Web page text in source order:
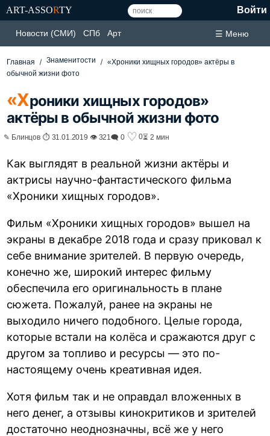
ART-ASSORTY Войти
Новости (СМИ) СПб Арт ☰ Меню
Главная Знаменитости
«Хроники хищных городов» актёры в
обычной жизни фото
«Хроники хищных городов»
актёры в обычной жизни фото
✎ Блинцов ⏱ 31.01.2019 👁 321🗨 0 ♡ 0⏳ 2 мин
Как выглядят в реальной жизни актёры и
актрисы научно-фантастического фильма
«Хроники хищных городов».
Фильм «Хроники хищных городов» вышел на
экраны в декабре 2018 года и сразу приковал к
себе внимание зрителей. В первую очередь,
конечно же, широкий интерес фильму
обеспечила его оригинальность в плане
сюжета. Пожалуй, ранее на экраны не
выходило ничего подобного. Целые города,
которые встали на колёса и сражаются друг с
другом за топливо и ресурсы — это по-
настоящему очень креативная идея.
Хотя фильм так и не оправдал вложенных в
него денег, а отзывы кинокритиков и зрителей
достаточно неоднозначны, всё же у него